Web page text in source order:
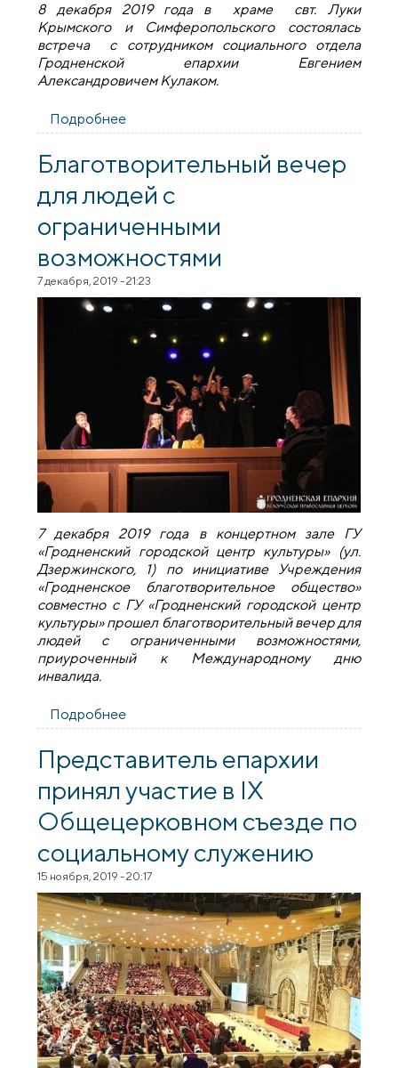
8 декабря 2019 года в храме свт. Луки
Крымского и Симферопольского состоялась
встреча с сотрудником социального отдела
Гродненской епархии Евгением
Александровичем Кулаком.
Подробнее
отдела Гродненской епархии в храме
Благотворительный вечер
для людей с
ограниченными
возможностями
7 декабря, 2019 - 21:23
7 декабря 2019 года в концертном зале ГУ
«Гродненский городской центр культуры» (ул.
Дзержинского, 1) по инициативе Учреждения
«Гродненское благотворительное общество»
совместно с ГУ «Гродненский городской центр
культуры» прошел благотворительный вечер для
людей с ограниченными возможностями,
приуроченный к Международному дню
инвалида.
Подробнее
ограниченными возможностями
Представитель епархии
принял участие в IX
Общецерковном съезде по
социальному служению
15 ноября, 2019 - 20:17